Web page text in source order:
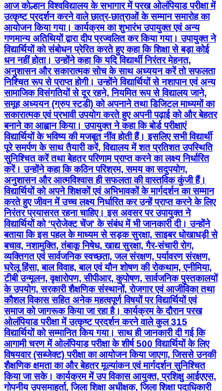
आज कोल्हान विश्वविद्यालय के सभागार में परख ओलंपियाड परीक्षा में
उत्कृष्ट प्रदर्शन करने वाले छात्र-छात्राओं के सम्मान समारोह का
आयोजन किया गया। कार्यक्रम का शुभारंभ उपायुक्त एवं अन्य
गणमान्य अतिथियों द्वारा दीप प्रज्वलित कर किया गया। उपायुक्त ने
विद्यार्थियों को संबोधन प्रेरित करते हुए कहा कि शिक्षा से बड़ा कोई
धन नहीं होता। उन्होंने कहा कि यदि विद्यार्थी निरंतर मेहनत,
अनुशासन और सकारात्मक सोच के साथ अध्ययन करें तो सफलता
निश्चित रूप से प्राप्त होगी। उन्होंने विद्यार्थियों से नशापान एवं अन्य
सामाजिक विसंगतियों से दूर रहने, नियमित रूप से विद्यालय जाने,
समूह अध्ययन (ग्रुप स्टडी) को अपनाने तथा डिजिटल माध्यमों का
सकारात्मक एवं प्रभावी उपयोग करते हुए अपनी पढ़ाई को और बेहतर
बनाने का आह्वान किया। उपायुक्त ने कहा कि बोर्ड परीक्षाएं
विद्यार्थियों के भविष्य की मजबूत नींव होती हैं। इसलिए सभी विद्यार्थी
पूरे समर्पण के साथ तैयारी करें, विद्यालय में शत प्रतिशत उपस्थिति
सुनिश्चित करें तथा बेहतर परिणाम प्राप्त करने का लक्ष्य निर्धारित
करें। उन्होंने कहा कि कठिन परिश्रम, समय का सदुपयोग,
अनुशासन और आत्मविश्वास ही सफलता की वास्तविक कुंजी हैं।
विद्यार्थियों को अपने शिक्षकों एवं अभिभावकों के मार्गदर्शन का सम्मान
करते हुए जीवन में उच्च लक्ष्य निर्धारित कर उन्हें प्राप्त करने के लिए
निरंतर प्रयासरत रहना चाहिए। इस अवसर पर उपायुक्त ने
विद्यार्थियों को 'प्रोजेक्ट चेंज' के संबंध में भी जानकारी दी। उन्होंने
बताया कि इस पहल के माध्यम से सड़क सुरक्षा, साइबर धोखाधड़ी से
बचाव, नशामुक्ति, तंबाकू निषेध, खाद्य सुरक्षा, गैर-संचारी रोग,
व्यक्तिगत एवं सार्वजनिक स्वच्छता, जल संरक्षण, पर्यावरण संरक्षण,
घरेलू हिंसा, बाल विवाह, बाल एवं यौन शोषण की रोकथाम, एनीमिया,
टीबी उन्मूलन, वृक्षारोपण, सीपीआर, कुपोषण, सार्वजनिक पुस्तकालयों
के उपयोग, सरकारी शैक्षणिक संस्थानों, रोजगार एवं आजीविका तथा
कौशल विकास सहित अनेक महत्वपूर्ण विषयों पर विद्यार्थियों एवं
समाज को जागरूक किया जा रहा है। कार्यक्रम के दौरान परख
ओलंपियाड परीक्षा में उत्कृष्ट प्रदर्शन करने वाले कुल 315
विद्यार्थियों को सम्मानित किय गया। साथ ही जानकारी दी गई कि
आगामी चरण में ओलंपियाड परीक्षा के शीर्ष 500 विद्यार्थियों के लिए
विषयवार (सब्जेक्ट) परीक्षा का आयोजन किया जाएगा, जिससे उनकी
शैक्षणिक क्षमता का और बेहतर मूल्यांकन एवं मार्गदर्शन सुनिश्चित
किया जा सके। कार्यक्रम में उप विकास आयुक्त, प्रशिक्षु आईएएस,
गोपनीय उपसमाहर्ता, जिला शिक्षा अधीक्षक, जिला शिक्षा पदाधिकारी